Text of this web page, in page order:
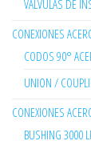
VÁLVULAS DE
CONEXIONES
CODOS 90°
UNION /
CONEXIONES
BUSHING 3000